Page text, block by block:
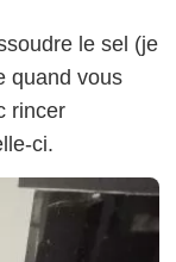
le sel (je
quand vous
rincer
ci.